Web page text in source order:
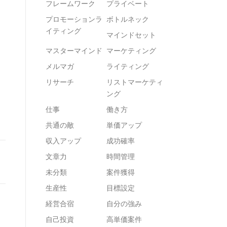
フレームワーク
プライベート
プロモーションラ
イティング
ボトルネック
マインドセット
マスターマインド マーケティング
メルマガ
ライティング
リサーチ
リストマーケティ
ング
仕事
働き方
共通の敵
単価アップ
収入アップ
成功確率
文章力
時間管理
未分類
案件獲得
生産性
目標設定
経営合宿
自分の強み
自己投資
高単価案件